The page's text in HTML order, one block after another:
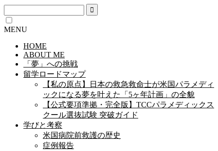
MENU
HOME
ABOUT ME
「夢」への挑戦
留学ロードマップ
【私の原点】日本の救急救命士が米国パラメディ
ックになる夢を叶えた「5ヶ年計画」の全貌
【公式要項準拠・完全版】TCCパラメディックス
クール選抜試験 突破ガイド
学びと考察
米国病院前救護の歴史
症例報告